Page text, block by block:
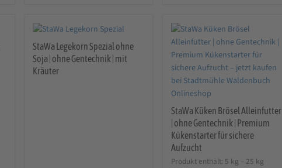
StaWa Legekorn Spezial ohne
Soja | ohne Gentechnik | mit
Kräuter
StaWa Küken Brösel Alleinfutter
| ohne Gentechnik | Premium
Kükenstarter für sichere
Aufzucht
Produkt enthält: 5 kg – 25 kg